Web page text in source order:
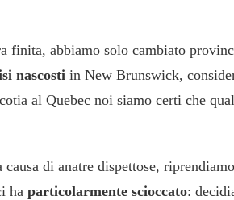
finita, abbiamo solo cambiato
nascosti in New Brunswick,
al Quebec noi siamo certi che
di anatre dispettose,
ha particolarmente scioccato: